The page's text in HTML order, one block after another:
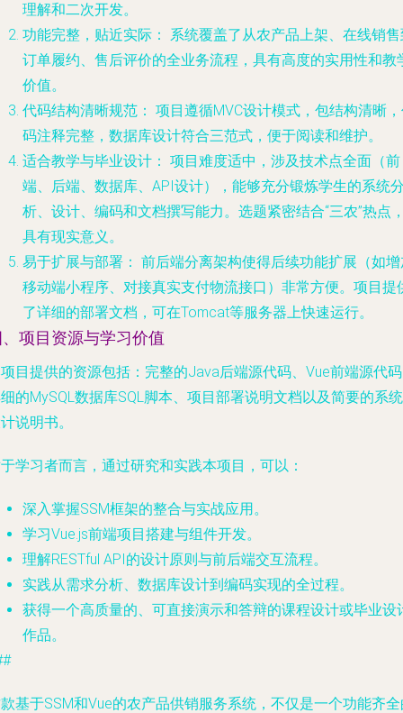
理解和二次开发。
功能完整，贴近实际：
系统覆盖了从农产品上架、在线销
订单履约、售后评价的全业务流程，具有高度的实用性和教
价值。
代码结构清晰规范： 项目遵循MVC设计模式，包结构清晰
码注释完整，数据库设计符合三范式，便于阅读和维护。
适合教学与毕业设计： 项目难度适中，涉及技术点全面（前
端、后端、数据库、API设计），能够充分锻炼学生的系统
析、设计、编码和文档撰写能力。选题紧密结合“三农”热点
具有现实意义。
易于扩展与部署： 前后端分离架构使得后续功能扩展（如
移动端小程序、对接真实支付物流接口）非常方便。项目提
了详细的部署文档，可在Tomcat等服务器上快速运行。
项目资源与学习价值
目提供的资源包括：完整的Java后端源代码、Vue前端源代
的MySQL数据库SQL脚本、项目部署说明文档以及简要的系统
说明书。
学习者而言，通过研究和实践本项目，可以：
深入掌握SSM框架的整合与实战应用。
学习Vue.js前端项目搭建与组件开发。
理解RESTful API的设计原则与前后端交互流程。
实践从需求分析、数据库设计到编码实现的全过程。
获得一个高质量的、可直接演示和答辩的课程设计或毕业设
作品。
基于SSM和Vue的农产品供销服务系统，不仅是一个功能齐